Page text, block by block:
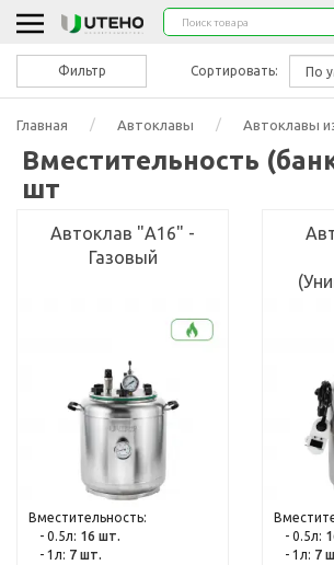
Главная Автоклавы Автоклавы
Вместительность
шт
Фильтр Сортировать:
Автоклав "А16" -
Газовый
Вместительность:
- 0.5л: 16 шт.
- 1л: 7 шт.
- 0.5л:
- 1л: 7